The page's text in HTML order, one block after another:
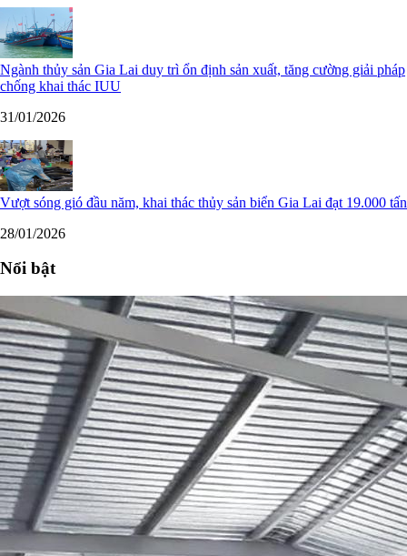
Ngành thủy sản Gia Lai duy trì ổn định sản xuất, tăng cường giải pháp
chống khai thác IUU
31/01/2026
Vượt sóng gió đầu năm, khai thác thủy sản biển Gia Lai đạt 19.000 tấn
28/01/2026
Nổi bật